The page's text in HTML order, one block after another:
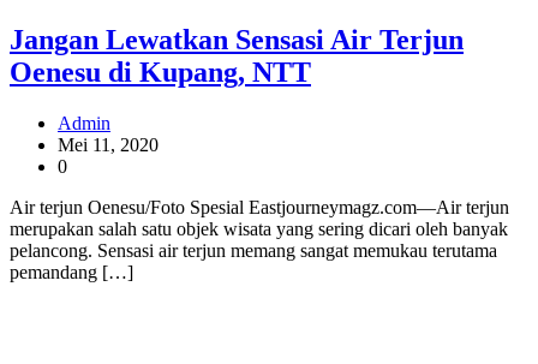
Jangan Lewatkan Sensasi Air Terjun
Oenesu di Kupang, NTT
Admin
Mei 11, 2020
0
Air terjun Oenesu/Foto Spesial Eastjourneymagz.com—Air terjun
merupakan salah satu objek wisata yang sering dicari oleh banyak
pelancong. Sensasi air terjun memang sangat memukau terutama
pemandang […]